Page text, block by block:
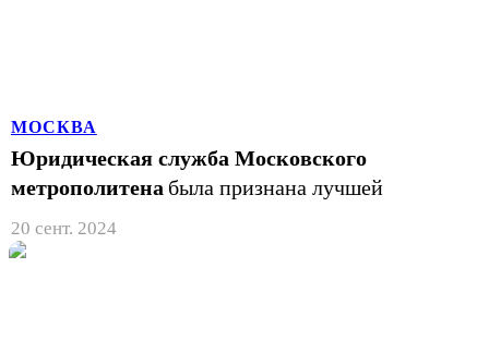
МОСКВА
Юридическая служба Московского
метрополитена была признана лучшей
20 сент. 2024